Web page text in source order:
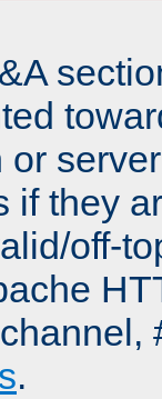
if they
off-
.